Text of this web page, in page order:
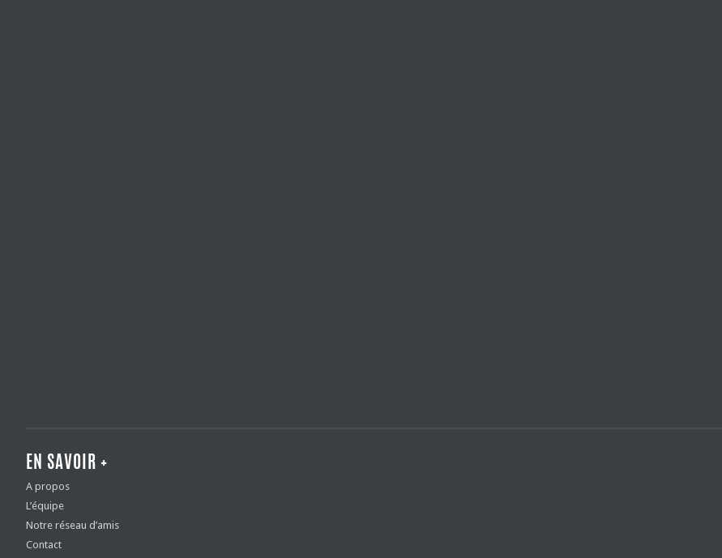
EN SAVOIR +
A propos
L’équipe
Notre réseau d’amis
Contact